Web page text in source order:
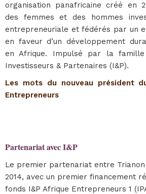
organisation panafricaine créé en
des femmes et des hommes
entrepreneuriale et fédérés par un
en faveur d’un développement
en Afrique. Impulsé par la famille
Investisseurs & Partenaires (I&P).
Les mots du nouveau président
Entrepreneurs
Partenariat avec I&P
Le premier partenariat entre
2014, avec un premier financement
fonds I&P Afrique Entrepreneurs 1